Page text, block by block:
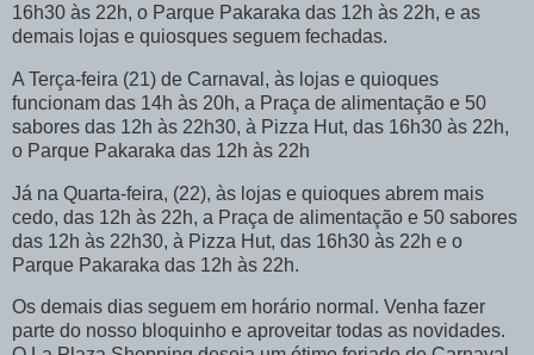
16h30 às 22h, o Parque Pakaraka das 12h às 22h, e as
demais lojas e quiosques seguem fechadas.
A Terça-feira (21) de Carnaval, às lojas e quioques
funcionam das 14h às 20h, a Praça de alimentação e 50
sabores das 12h às 22h30, à Pizza Hut, das 16h30 às 22h,
o Parque Pakaraka das 12h às 22h
Já na Quarta-feira, (22), às lojas e quioques abrem mais
cedo, das 12h às 22h, a Praça de alimentação e 50 sabores
das 12h às 22h30, à Pizza Hut, das 16h30 às 22h e o
Parque Pakaraka das 12h às 22h.
Os demais dias seguem em horário normal. Venha fazer
parte do nosso bloquinho e aproveitar todas as novidades.